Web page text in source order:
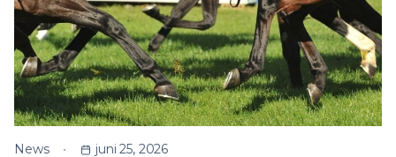
News juni 25, 2026